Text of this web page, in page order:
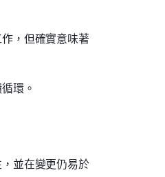
，但確實意味著
環。
並在變更仍易於